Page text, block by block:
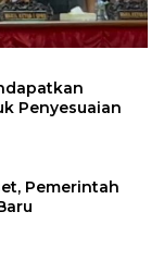
Penyesuaian
Pemerintah